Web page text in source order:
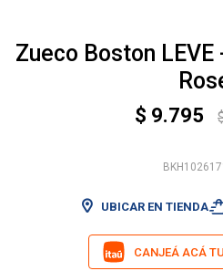
Zueco Boston
$ 9.795
UBICAR EN TIENDA
CANJEÁ ACÁ